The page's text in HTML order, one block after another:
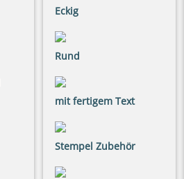
Eckig
Rund
mit fertigem Text
Stempel Zubehör